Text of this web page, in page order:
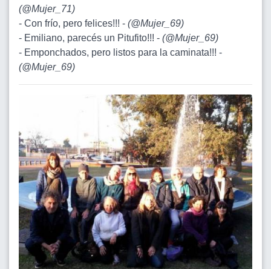
(@Mujer_71)
- Con frío, pero felices!!! - (@Mujer_69)
- Emiliano, parecés un Pitufito!!! - (@Mujer_69)
- Emponchados, pero listos para la caminata!!! -
(@Mujer_69)